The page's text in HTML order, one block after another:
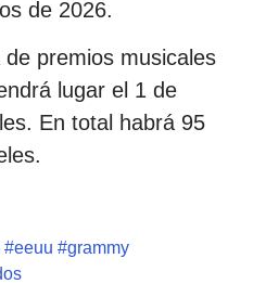
de 2026.
premios musicales
lugar el 1 de
En total habrá 95
#eeuu #grammy